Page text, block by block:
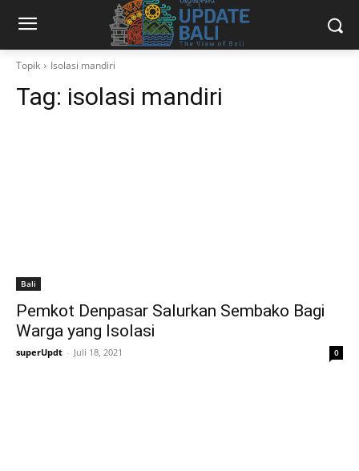
Topik Isolasi mandiri
Tag: isolasi mandiri
Bali
Pemkot Denpasar Salurkan Sembako Bagi
Warga yang Isolasi
superUpdt - Juli 18, 2021 0